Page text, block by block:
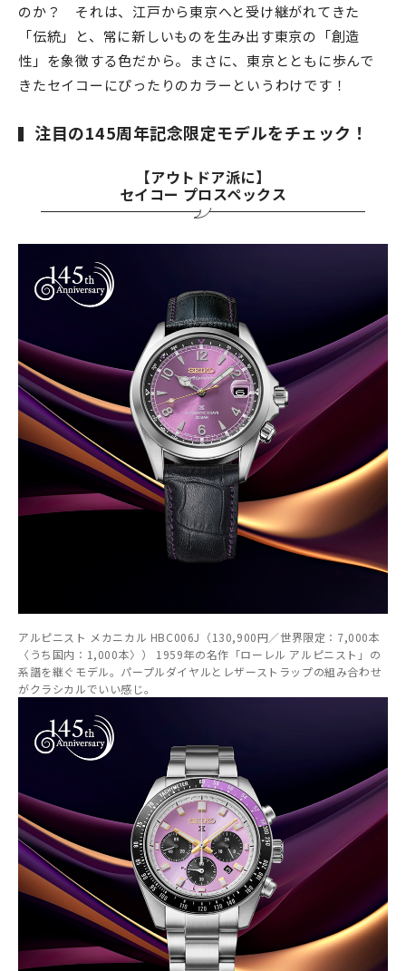
のか？ それは、江戸から東京へと受け継がれてきた
「伝統」と、常に新しいものを生み出す東京の「創造
性」を象徴する色だから。まさに、東京とともに歩んで
きたセイコーにぴったりのカラーというわけです！
注目の145周年記念限定モデルをチェック！
【アウトドア派に】
セイコー プロスペックス
アルピニスト メカニカル HBC006J（130,900円／世界限定：7,000本
〈うち国内：1,000本〉） 1959年の名作「ローレル アルピニスト」の
系譜を継ぐモデル。パープルダイヤルとレザーストラップの組み合わせ
がクラシカルでいい感じ。